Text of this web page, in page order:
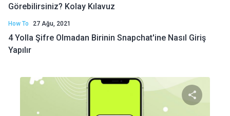
Görebilirsiniz? Kolay Kılavuz
How To 27 Ağu, 2021
4 Yolla Şifre Olmadan Birinin Snapchat'ine Nasıl Giriş
Yapılır